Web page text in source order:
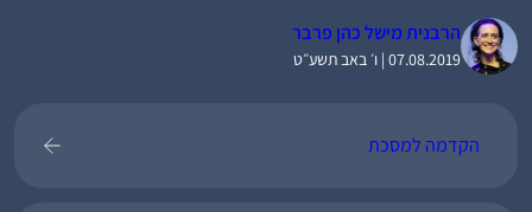
הרבנית מישל כהן פרבר
07.08.2019 | ו׳ באב תשע״ט
הקדמה למסכת